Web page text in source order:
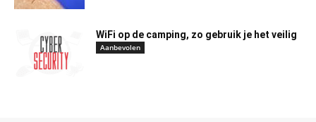
WiFi op de camping, zo gebruik je het veilig
Aanbevolen